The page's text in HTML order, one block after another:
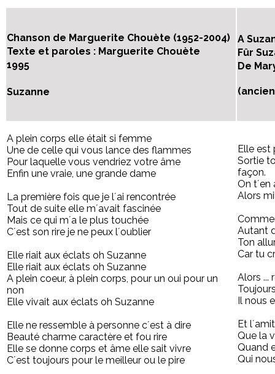
Chanson de Marguerite Chouète (1952-2004)
Texte et paroles : Marguerite Chouète
1995
Suzanne
A
Fûr
De
A plein corps elle était si femme
Une de celle qui vous lance des flammes
Pour laquelle vous vendriez votre âme
Enfin une vraie, une grande dame
La première fois que je l´ai rencontrée
Tout de suite elle m´avait fascinée
Mais ce qui m´a le plus touchée
C´est son rire je ne peux l´oublier
Elle riait aux éclats oh Suzanne
Elle riait aux éclats oh Suzanne
A plein coeur, à plein corps, pour un oui pour un
non
Elle vivait aux éclats oh Suzanne
Elle ne ressemble à personne c´est à dire
Beauté charme caractère et fou rire
Elle se donne corps et âme elle sait vivre
C´est toujours pour le meilleur ou le pire
Elle est
Sortie
façon.
On
Alors
Autant
Ton
Car tu
Alors ...
Il nous
Et
Que la
Quand
Qui